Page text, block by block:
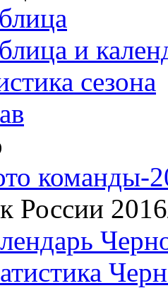
и
сезона
команды-
России